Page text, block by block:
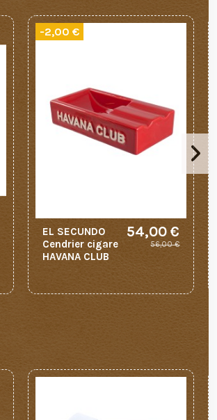
-2,00 €
EL SECUNDO
Cendrier cigare
HAVANA CLUB
54,00 €
56,00 €